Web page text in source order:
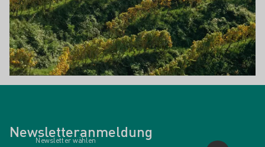
Newsletteranmeldung
Newsletter wählen